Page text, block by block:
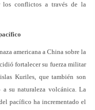
los conflictos a través de la
americana a China sobre la
fortalecer su fuerza militar
Kuriles, que también son
su naturaleza volcánica. La
pacífico ha incrementado el